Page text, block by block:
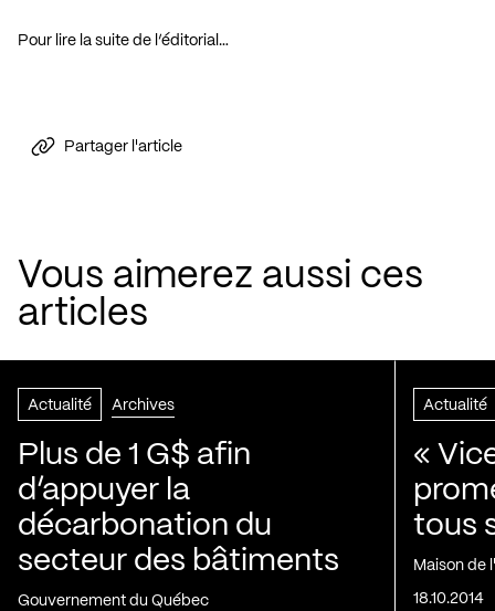
Pour lire la suite de l’éditorial…
Partager l'article
Vous aimerez aussi ces
articles
Actualité Archives
Plus de 1 G$ afin
d’appuyer la
décarbonation du
secteur des bâtiments
Gouvernement du Québec
Actualité
«
tous
Maison de
18.10.2014